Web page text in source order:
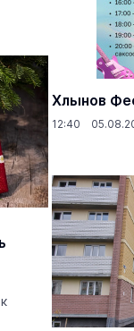
Хлынов
12:40